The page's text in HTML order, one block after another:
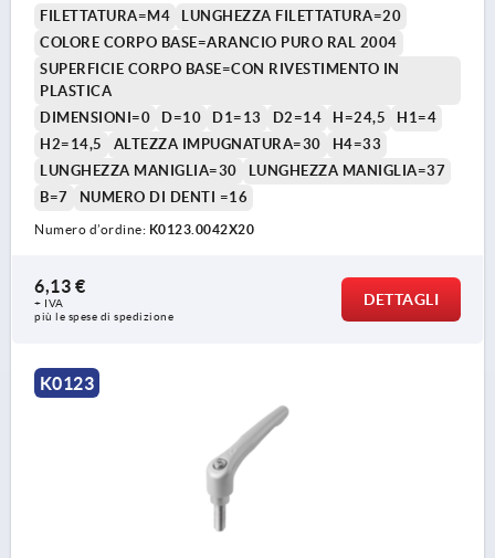
FILETTATURA=M4
LUNGHEZZA FILETTATURA=20
COLORE CORPO BASE=ARANCIO PURO RAL 2004
SUPERFICIE CORPO BASE=CON RIVESTIMENTO IN
PLASTICA
DIMENSIONI=0
D=10 D1=13 D2=14 H=24,5
H1=4
H2=14,5
ALTEZZA IMPUGNATURA=30
H4=33
LUNGHEZZA MANIGLIA=30
LUNGHEZZA MANIGLIA=37
B=7
NUMERO DI DENTI =16
Numero d’ordine: K0123.0042X20
6,13 €
+ IVA
più le spese di spedizione
DETTAGLI
K0123